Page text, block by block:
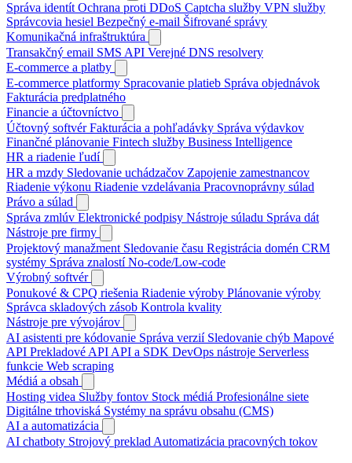
Správa identít Ochrana proti DDoS Captcha služby VPN služby
Správcovia hesiel Bezpečný e-mail Šifrované správy
Komunikačná infraštruktúra
Transakčný email SMS API Verejné DNS resolvery
E-commerce a platby
E-commerce platformy Spracovanie platieb Správa objednávok
Fakturácia predplatného
Financie a účtovníctvo
Účtovný softvérFakturácia a pohľadávky Správa výdavkov
Finančné plánovanie Fintech služby Business Intelligence
HR a riadenie ľudí
HR a mzdy Sledovanie uchádzačov Zapojenie zamestnancov
Riadenie výkonu Riadenie vzdelávania Pracovnoprávny súlad
Právo a súlad
Správa zmlúv Elektronické podpisy Nástroje súladu Správa dát
Nástroje pre firmy
Projektový manažment Sledovanie času Registrácia domén CRM
systémy Správa znalostíNo-code/Low-code
Výrobný softvér
Ponukové & CPQ riešenia Riadenie výroby Plánovanie výroby
Správca skladových zásob Kontrola kvality
Nástroje pre vývojárov
AI asistenti pre kódovanie Správa verzií Sledovanie chýb Mapové
API Prekladové API API a SDK DevOps nástroje Serverless
funkcie Web scraping
Médiá a obsah
Hosting videa Služby fontov Stock médiá Profesionálne siete
Digitálne trhoviská Systémy na správu obsahu (CMS)
AI a automatizácia
AI chatboty Strojový preklad Automatizácia pracovných tokov